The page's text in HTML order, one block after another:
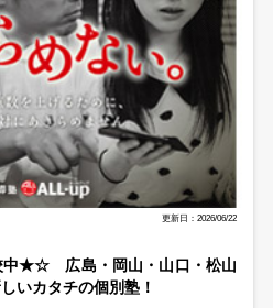
更新日：2026/06/22
★☆ 広島・岡山・山口・松山
いカタチの個別塾！